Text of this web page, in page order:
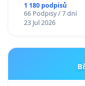
1 180 podpisů
66 Podpisy / 7 dní
23 Jul 2026